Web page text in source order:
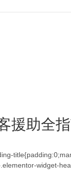
援助全
widget-